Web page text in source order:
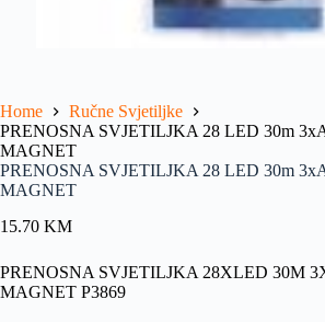
Home
Ručne Svjetiljke
PRENOSNA SVJETILJKA 28 LED 30m
MAGNET
PRENOSNA SVJETILJKA 28 LED 30m
MAGNET
15.70 KM
PRENOSNA SVJETILJKA 28XLED 30M
MAGNET P3869